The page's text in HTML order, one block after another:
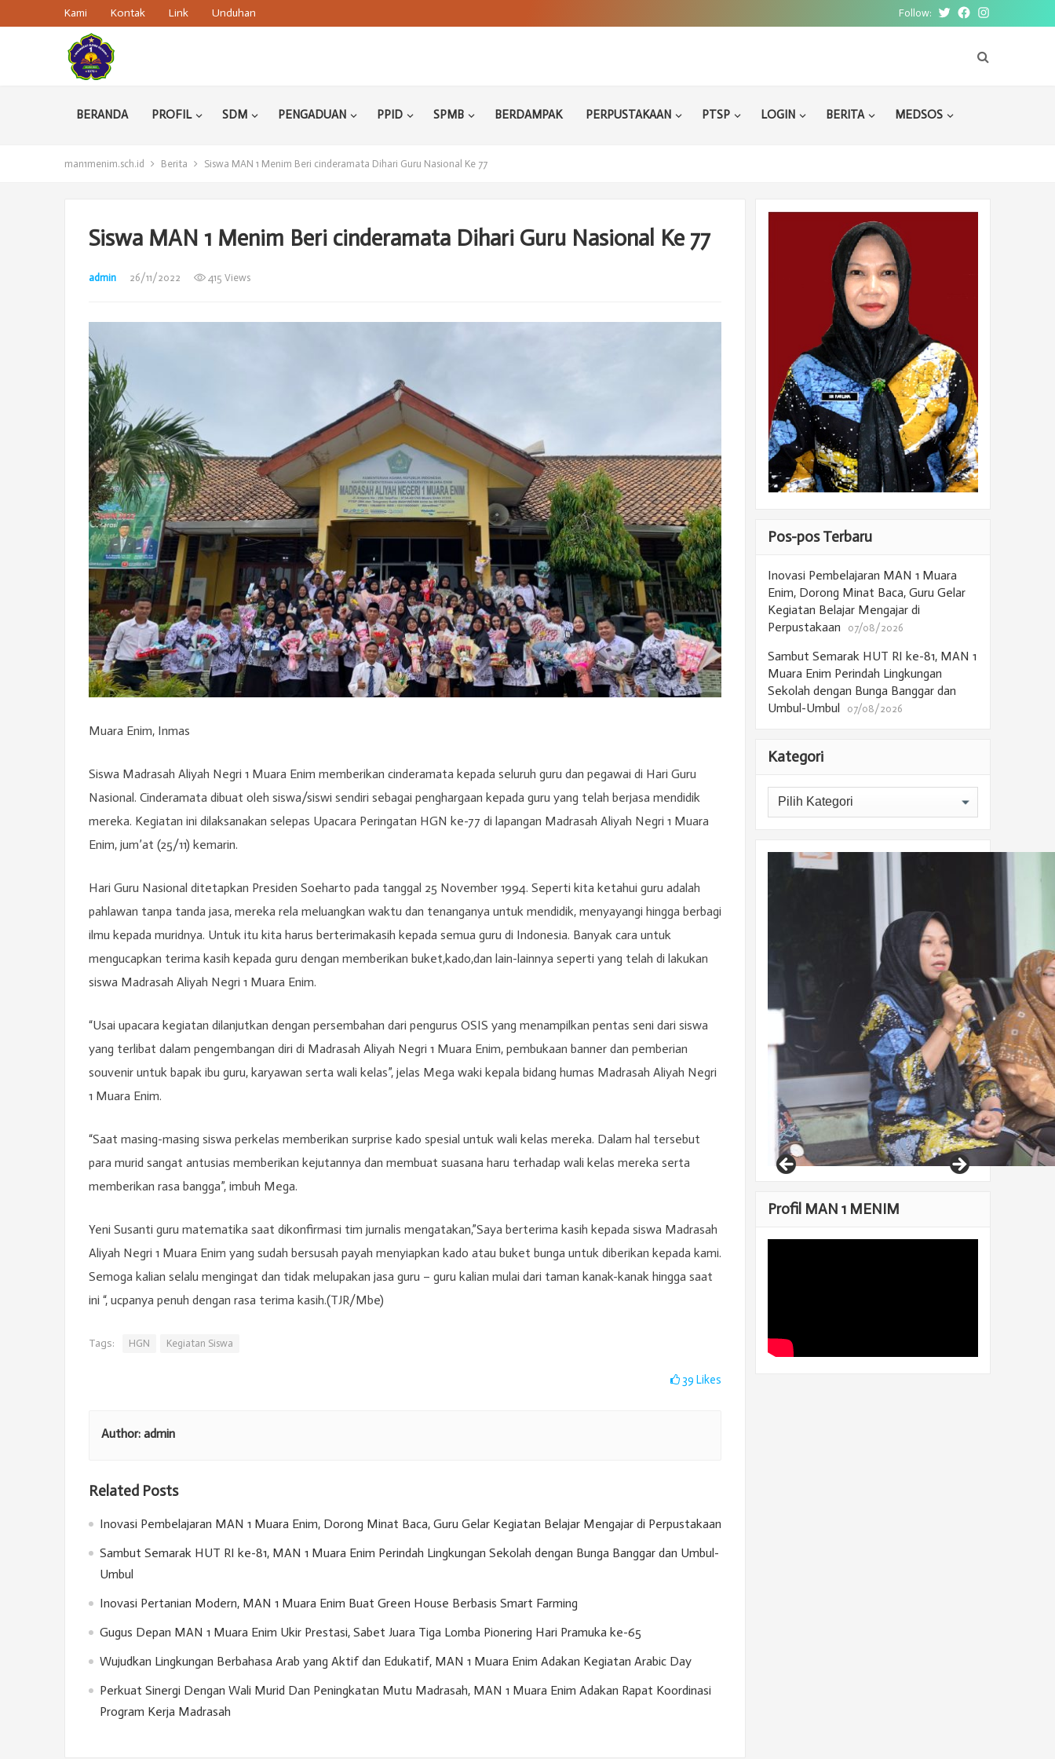
Kami Kontak Link Unduhan Follow: TwitterFacebookInstagram
BERANDA PROFIL SDM PENGADUAN PPID SPMB BERDAMPAK PERPUSTAKAAN PTSP LOGIN BERITA MEDSOS
man1menim.sch.id Berita Siswa MAN 1 Menim Beri cinderamata Dihari Guru Nasional Ke 77
Siswa MAN 1 Menim Beri cinderamata Dihari Guru Nasional Ke 77
admin 26/11/2022 415 Views
Muara Enim, Inmas
Siswa Madrasah Aliyah Negri 1 Muara Enim memberikan cinderamata kepada seluruh guru dan pegawai di Hari Guru
Nasional. Cinderamata dibuat oleh siswa/siswi sendiri sebagai penghargaan kepada guru yang telah berjasa mendidik
mereka. Kegiatan ini dilaksanakan selepas Upacara Peringatan HGN ke-77 di lapangan Madrasah Aliyah Negri 1 Muara
Enim, jum’at (25/11) kemarin.
Hari Guru Nasional ditetapkan Presiden Soeharto pada tanggal 25 November 1994. Seperti kita ketahui guru adalah
pahlawan tanpa tanda jasa, mereka rela meluangkan waktu dan tenanganya untuk mendidik, menyayangi hingga berbagi
ilmu kepada muridnya. Untuk itu kita harus berterimakasih kepada semua guru di Indonesia. Banyak cara untuk
mengucapkan terima kasih kepada guru dengan memberikan buket,kado,dan lain-lainnya seperti yang telah di lakukan
siswa Madrasah Aliyah Negri 1 Muara Enim.
“Usai upacara kegiatan dilanjutkan dengan persembahan dari pengurus OSIS yang menampilkan pentas seni dari siswa
yang terlibat dalam pengembangan diri di Madrasah Aliyah Negri 1 Muara Enim, pembukaan banner dan pemberian
souvenir untuk bapak ibu guru, karyawan serta wali kelas”, jelas Mega waki kepala bidang humas Madrasah Aliyah Negri
1 Muara Enim.
“Saat masing-masing siswa perkelas memberikan surprise kado spesial untuk wali kelas mereka. Dalam hal tersebut
para murid sangat antusias memberikan kejutannya dan membuat suasana haru terhadap wali kelas mereka serta
memberikan rasa bangga”, imbuh Mega.
Yeni Susanti guru matematika saat dikonfirmasi tim jurnalis mengatakan,”Saya berterima kasih kepada siswa Madrasah
Aliyah Negri 1 Muara Enim yang sudah bersusah payah menyiapkan kado atau buket bunga untuk diberikan kepada kami.
Semoga kalian selalu mengingat dan tidak melupakan jasa guru – guru kalian mulai dari taman kanak-kanak hingga saat
ini “, ucpanya penuh dengan rasa terima kasih.(TJR/Mbe)
Tags: HGN Kegiatan Siswa
39 Likes
Author: admin
Related Posts
Inovasi Pembelajaran MAN 1 Muara Enim, Dorong Minat Baca, Guru Gelar Kegiatan Belajar Mengajar di Perpustakaan
Sambut Semarak HUT RI ke-81, MAN 1 Muara Enim Perindah Lingkungan Sekolah dengan Bunga Banggar dan Umbul-
Umbul
Inovasi Pertanian Modern, MAN 1 Muara Enim Buat Green House Berbasis Smart Farming
Gugus Depan MAN 1 Muara Enim Ukir Prestasi, Sabet Juara Tiga Lomba Pionering Hari Pramuka ke-65
Wujudkan Lingkungan Berbahasa Arab yang Aktif dan Edukatif, MAN 1 Muara Enim Adakan Kegiatan Arabic Day
Perkuat Sinergi Dengan Wali Murid Dan Peningkatan Mutu Madrasah, MAN 1 Muara Enim Adakan Rapat Koordinasi
Program Kerja Madrasah
Pos-pos Terbaru
Inovasi Pembelajaran MAN 1 Muara
Enim, Dorong Minat Baca, Guru Gelar
Kegiatan Belajar Mengajar di
Perpustakaan
07/08/2026
Sambut Semarak HUT RI ke-81, MAN 1
Muara Enim Perindah Lingkungan
Sekolah dengan Bunga Banggar dan
Umbul-Umbul
07/08/2026
Kategori
Kategori
Profil MAN 1 MENIM